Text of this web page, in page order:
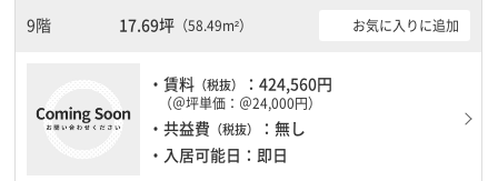
9階 17.69坪（58.49m²） お気に入りに追加
・賃料 （税抜） ：424,560円
（＠坪単価：＠24,000円）
・共益費 （税抜）
：無し
・入居可能日：即日